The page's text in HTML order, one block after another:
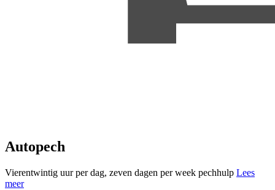
Autopech
Vierentwintig uur per dag, zeven dagen per week pechhulp Lees
meer